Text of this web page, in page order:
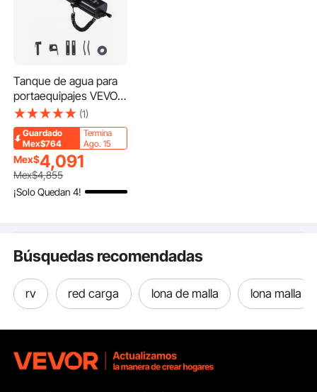
Tanque de agua para
portaequipajes VEVOR
de 4 galones,
multidispensador para
exteriores con 2
paneles
antisalpicaduras y
ranura en T, tanque de
aluminio de alta
antivuelco y
(1)
Guardado
Mex$764
Termina
Ago. 15
Mex$4,091
Mex$4,855
¡Solo Quedan 4!
Búsquedas recomendadas
rv red carga lona de malla lona malla